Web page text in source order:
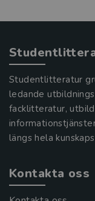
Studentlitteratur
ledande
facklitteratur,
längs hela
Kontakta oss